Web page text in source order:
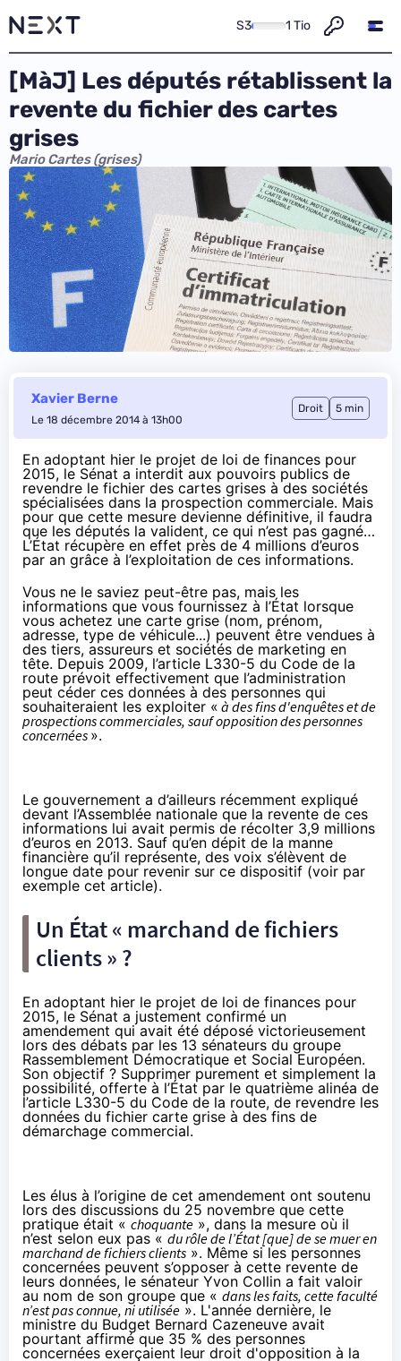
S3 1 Tio
[MàJ] Les députés rétablissent la
revente du fichier des cartes
grises
Mario Cartes (grises)
Xavier Berne
Le 18 décembre 2014 à 13h00
Droit 5 min
En adoptant hier le projet de loi de finances pour
2015, le Sénat a interdit aux pouvoirs publics de
revendre le fichier des cartes grises à des sociétés
spécialisées dans la prospection commerciale. Mais
pour que cette mesure devienne définitive, il faudra
que les députés la valident, ce qui n’est pas gagné…
L’État récupère en effet près de 4 millions d’euros
par an grâce à l’exploitation de ces informations.
Vous ne le saviez peut-être pas, mais les
informations que vous fournissez à l’État lorsque
vous achetez une carte grise (nom, prénom,
adresse, type de véhicule...) peuvent être vendues à
des tiers, assureurs et sociétés de marketing en
tête. Depuis 2009, l’article L330-5 du Code de la
route prévoit effectivement que l’administration
peut céder ces données à des personnes qui
souhaiteraient les exploiter « à des fins d'enquêtes et de
prospections commerciales, sauf opposition des personnes
concernées ».
Le gouvernement a d’ailleurs récemment expliqué
devant l’Assemblée nationale que la revente de ces
informations lui avait permis de récolter 3,9 millions
d’euros en 2013. Sauf qu’en dépit de la manne
financière qu’il représente, des voix s’élèvent de
longue date pour revenir sur ce dispositif (voir par
exemple cet article).
Un État « marchand de fichiers
clients » ?
En adoptant hier le projet de loi de finances pour
2015, le Sénat a justement confirmé un
amendement qui avait été déposé victorieusement
lors des débats par les 13 sénateurs du groupe
Rassemblement Démocratique et Social Européen.
Son objectif ? Supprimer purement et simplement la
possibilité, offerte à l’État par le quatrième alinéa de
l’article L330-5 du Code de la route, de revendre les
données du fichier carte grise à des fins de
démarchage commercial.
Les élus à l’origine de cet amendement ont soutenu
lors des discussions du 25 novembre que cette
pratique était « choquante », dans la mesure où il
n’est selon eux pas « du rôle de l’État [que] de se muer en
marchand de fichiers clients ». Même si les personnes
concernées peuvent s’opposer à cette revente de
leurs données, le sénateur Yvon Collin a fait valoir
au nom de son groupe que « dans les faits, cette faculté
n’est pas connue, ni utilisée ». L'année dernière, le
ministre du Budget Bernard Cazeneuve avait
pourtant affirmé que 35 % des personnes
concernées exerçaient leur droit d'opposition à la